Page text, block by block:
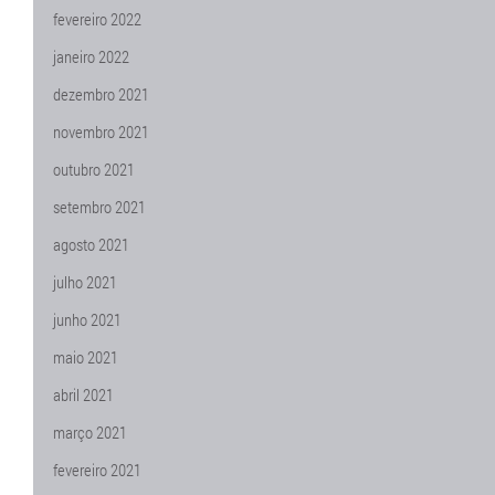
fevereiro 2022
janeiro 2022
dezembro 2021
novembro 2021
outubro 2021
setembro 2021
agosto 2021
julho 2021
junho 2021
maio 2021
abril 2021
março 2021
fevereiro 2021